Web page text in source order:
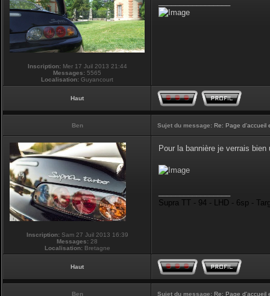
Inscription:Mer 17 Juil 2013 21:44
Messages: 5565
Localisation: Guyancourt
Haut
Ben Sujet du message: Re: Page d'accueil
Inscription:Sam 27 Juil 2013 16:39
Messages: 28
Localisation:Bretagne
Pour la bannière je verrais
Supra TT - 94 - LHD - 6sp -
Haut
Ben Sujet du message: Re: Page d'accueil